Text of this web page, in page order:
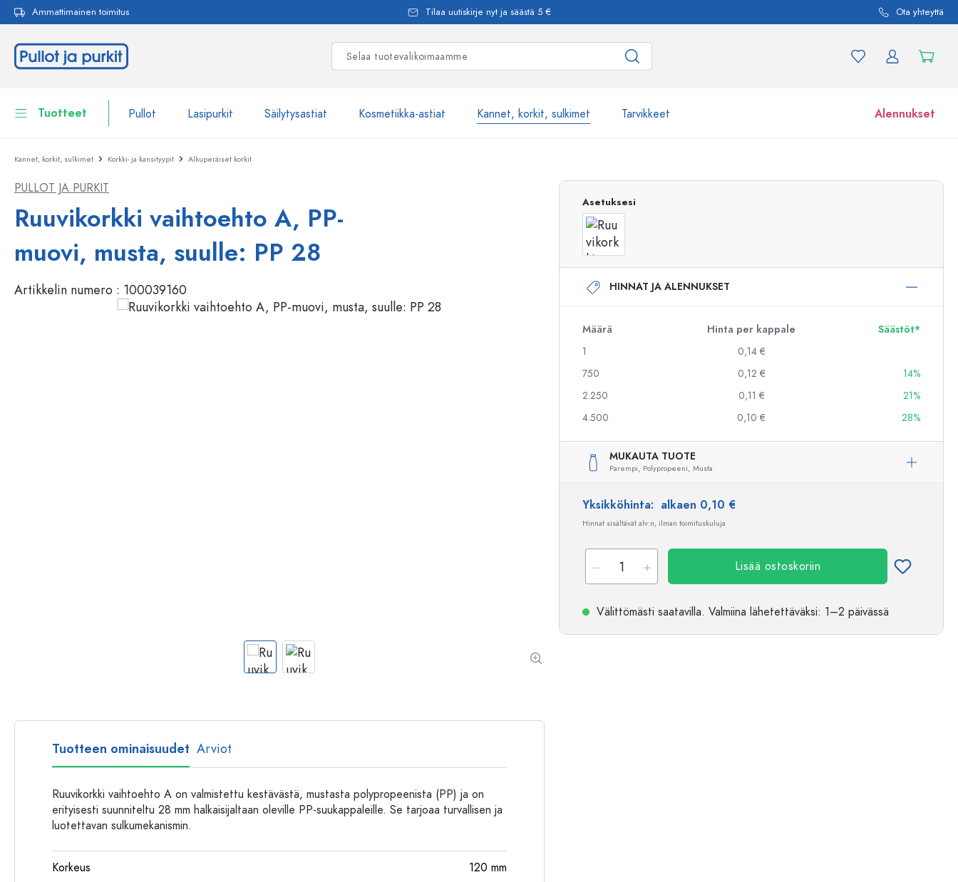
Siirry päänavigointiin
Ammattimainen toimitus Tilaa uutiskirje nyt ja säästä 5 € Ota yhteyttä
Tuotteet Pullot Lasipurkit Säilytysastiat Kosmetiikka-astiat Kannet, korkit, sulkimet Tarvikkeet Alennukset
Pullot
Lasipurkit
Säilytysastiat
Astiat
Kosmetiikka-astiat
Näytä kaikki Pullot
Pullot tuotemerkin mukaan
WECK-Lasipullot
Patenttikorkkipullot
Spraypullot
Airless-pumppupullot
Roll-on-pullot
Puristuspullot
Säilytyspullot
Ginipullot
Joulupullot
Koristeelliset pullot
Sylinteripullot
Lasipurkit
Kannet, korkit, sulkimet Korkki- ja kansityypit Alkuperäiset korkit
PULLOT JA PURKIT
Ruuvikorkki vaihtoehto A, PP-
muovi, musta, suulle: PP 28
Artikkelin numero : 100039160
Asetuksesi
HINNAT JA ALENNUKSET
Määrä Hinta per kappale
Säästöt*
1
0,14 €
750
0,12 €
14%
2.250
0,11 €
21%
4.500
0,10 € 28%
MUKAUTA TUOTE
Parempi, Polypropeeni, Musta
Yksikköhinta: alkaen 0,10 €
Hinnat sisältävät alv:n, ilman toimituskuluja
Lisää ostoskoriin
Välittömästi saatavilla. Valmiina lähetettäväksi: 1–2 päivässä
Tuotteen ominaisuudet Arviot
Ruuvikorkki vaihtoehto A on valmistettu kestävästä, mustasta polypropeenista (PP) ja on
erityisesti suunniteltu 28 mm halkaisijaltaan oleville PP-suukappaleille. Se tarjoaa turvallisen ja
luotettavan sulkumekanismin.
Korkeus 120 mm